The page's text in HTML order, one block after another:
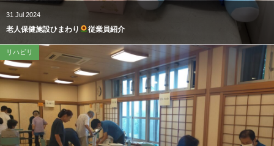
31 Jul 2024
老人保健施設ひまわり 従業員紹介
リハビリ